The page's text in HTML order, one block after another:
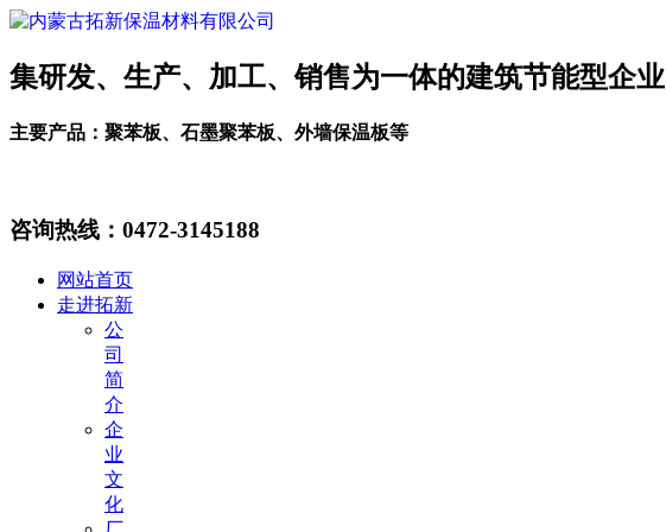
集研发、生产、加工、销售为一体的建筑节能型企业
主要产品：聚苯板、石墨聚苯板、外墙保温板等
咨询热线： 0472-3145188
网站首页
走进拓新
公
司
简
介
企
业
文
化